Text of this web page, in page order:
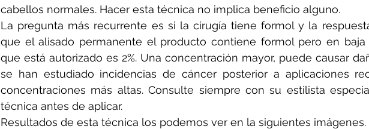
cabellos normales. Hacer esta técnica no implica beneficio alguno.
La pregunta más recurrente es si la cirugía tiene formol y la
que el alisado permanente el producto contiene formol pero en baja
que está autorizado es 2%. Una concentración mayor, puede causar
se han estudiado incidencias de cáncer posterior a aplicaciones
concentraciones más altas. Consulte siempre con su estilista
técnica antes de aplicar.
Resultados de esta técnica los podemos ver en la siguientes imágenes.